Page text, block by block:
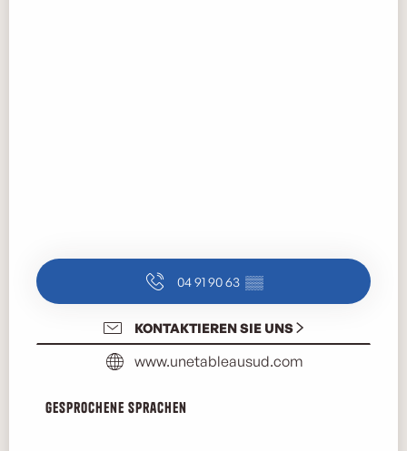
04 91 90 63 ▒▒
KONTAKTIEREN SIE UNS
www.unetableausud.com
Gesprochene Sprachen
Gesprochene Sprachen